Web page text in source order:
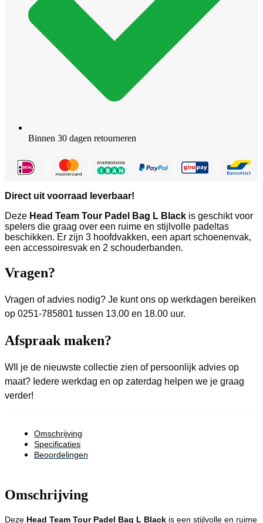
Binnen 30 dagen retourneren
Direct uit voorraad leverbaar!
Deze Head Team Tour Padel Bag L Black is geschikt voor
spelers die graag over een ruime en stijlvolle padeltas
beschikken. Er zijn 3 hoofdvakken, een apart schoenenvak,
een accessoiresvak en 2 schouderbanden.
Vragen?
Vragen of advies nodig? Je kunt ons op werkdagen bereiken
op 0251-785801 tussen 13.00 en 18.00 uur.
Afspraak maken?
WIl je de nieuwste collectie zien of persoonlijk advies op
maat? Iedere werkdag en op zaterdag helpen we je graag
verder!
Omschrijving
Specificaties
Beoordelingen
Omschrijving
Deze Head Team Tour Padel Bag L Black is een stijlvolle en ruime